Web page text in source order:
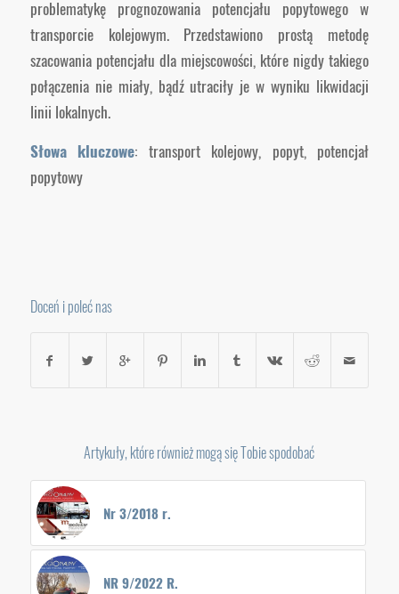
problematykę prognozowania potencjału popytowego w
transporcie kolejowym. Przedstawiono prostą metodę
szacowania potencjału dla miejscowości, które nigdy takiego
połączenia nie miały, bądź utraciły je w wyniku likwidacji
linii lokalnych.
Słowa kluczowe: transport kolejowy, popyt, potencjał
popytowy
Doceń i poleć nas
Artykuły, które również mogą się Tobie spodobać
Nr 3/2018 r.
NR 9/2022 R.